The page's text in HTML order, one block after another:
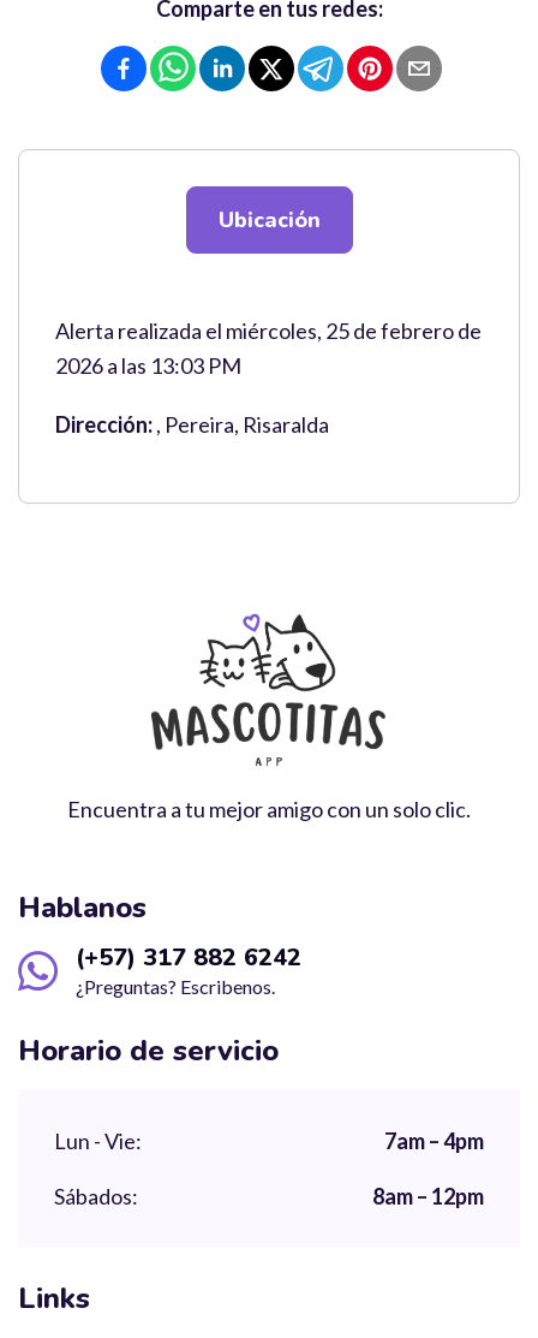
Comparte en tus redes:
Ubicación
Alerta realizada el miércoles, 25 de febrero de
2026 a las 13:03 PM
Dirección:, Pereira, Risaralda
Encuentra a tu mejor amigo con un solo clic.
Hablanos
(+57) 317 882 6242
¿Preguntas? Escribenos.
Horario de servicio
Lun - Vie: 7am – 4pm
Sábados: 8am – 12pm
Links